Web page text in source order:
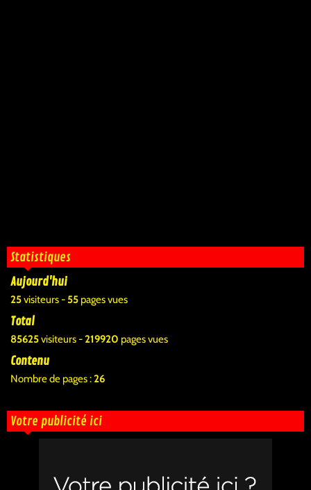
Statistiques
Aujourd'hui
25visiteurs -55 pages vues
Total
85625visiteurs -219920 pages vues
Contenu
Nombre de pages :26
Votre publicité ici